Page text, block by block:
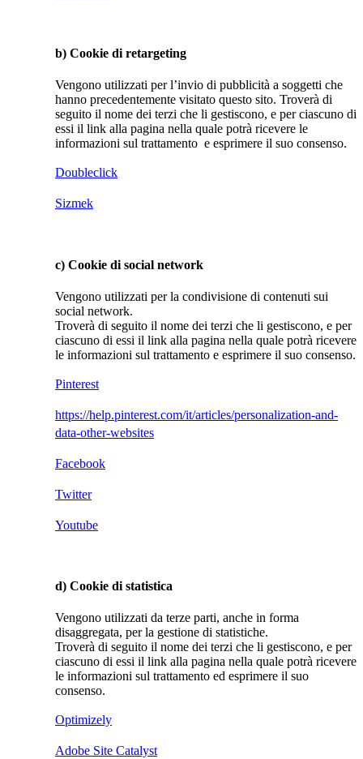
b) Cookie di retargeting
Vengono utilizzati per l’invio di pubblicità a soggetti che
hanno precedentemente visitato questo sito. Troverà di
seguito il nome dei terzi che li gestiscono, e per ciascuno di
essi il link alla pagina nella quale potrà ricevere le
informazioni sul trattamento e esprimere il suo consenso.
Doubleclick
Sizmek
c) Cookie di social network
Vengono utilizzati per la condivisione di contenuti sui
social network.
Troverà di seguito il nome dei terzi che li gestiscono, e per
ciascuno di essi il link alla pagina nella quale potrà ricevere
le informazioni sul trattamento e esprimere il suo consenso.
Pinterest
https://help.pinterest.com/it/articles/personalization-and-
data-other-websites
Facebook
Twitter
Youtube
d) Cookie di statistica
Vengono utilizzati da terze parti, anche in forma
disaggregata, per la gestione di statistiche.
Troverà di seguito il nome dei terzi che li gestiscono, e per
ciascuno di essi il link alla pagina nella quale potrà ricevere
le informazioni sul trattamento ed esprimere il suo
consenso.
Optimizely
Adobe Site Catalyst